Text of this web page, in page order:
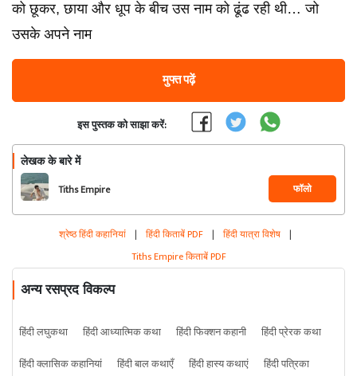
को छूकर, छाया और धूप के बीच उस नाम को ढूंढ रही थी… जो
उसके अपने नाम
मुफ्त पढ़ें
इस पुस्तक को साझा करें:
लेखक के बारे में
Tiths Empire फॉलो
श्रेष्ठ हिंदी कहानियां | हिंदी किताबें PDF | हिंदी यात्रा विशेष |
Tiths Empire किताबें PDF
अन्य रसप्रद विकल्प
हिंदी लघुकथा हिंदी आध्यात्मिक कथा हिंदी फिक्शन कहानी
हिंदी प्रेरक कथा
हिंदी क्लासिक कहानियां
हिंदी बाल कथाएँ हिंदी हास्य कथाएं हिंदी पत्रिका